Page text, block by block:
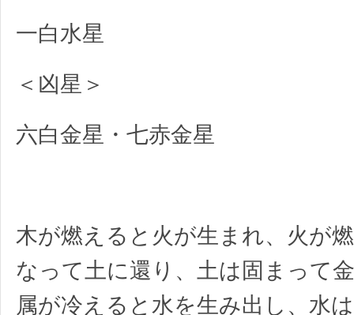
一白水星
＜凶星＞
六白金星・七赤金星
木が燃えると火が生まれ、火が
なって土に還り、土は固まって
属が冷えると水を生み出し、水